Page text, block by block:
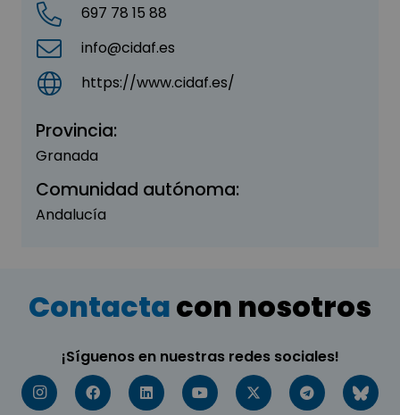
697 78 15 88
info@cidaf.es
https://www.cidaf.es/
Provincia:
Granada
Comunidad autónoma:
Andalucía
Contactacon nosotros
¡Síguenos en nuestras redes sociales!